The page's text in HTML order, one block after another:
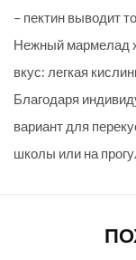
– пектин выводит
Нежный мармелад
вкус: легкая
Благодаря
вариант для
школы или на